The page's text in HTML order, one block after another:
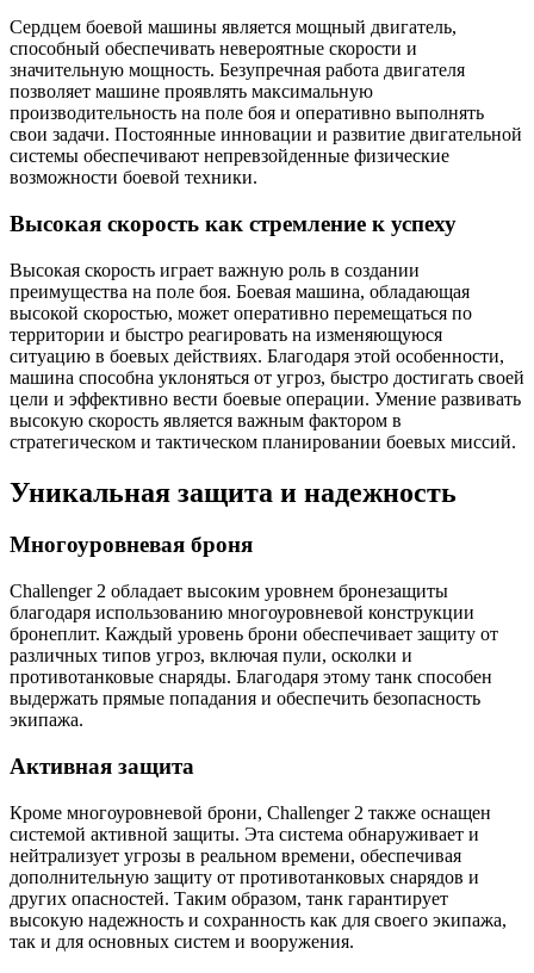
Сердцем боевой машины является мощный двигатель,
способный обеспечивать невероятные скорости и
значительную мощность. Безупречная работа двигателя
позволяет машине проявлять максимальную
производительность на поле боя и оперативно выполнять
свои задачи. Постоянные инновации и развитие двигательной
системы обеспечивают непревзойденные физические
возможности боевой техники.
Высокая скорость как стремление к успеху
Высокая скорость играет важную роль в создании
преимущества на поле боя. Боевая машина, обладающая
высокой скоростью, может оперативно перемещаться по
территории и быстро реагировать на изменяющуюся
ситуацию в боевых действиях. Благодаря этой особенности,
машина способна уклоняться от угроз, быстро достигать своей
цели и эффективно вести боевые операции. Умение развивать
высокую скорость является важным фактором в
стратегическом и тактическом планировании боевых миссий.
Уникальная защита и надежность
Многоуровневая броня
Challenger 2 обладает высоким уровнем бронезащиты
благодаря использованию многоуровневой конструкции
бронеплит. Каждый уровень брони обеспечивает защиту от
различных типов угроз, включая пули, осколки и
противотанковые снаряды. Благодаря этому танк способен
выдержать прямые попадания и обеспечить безопасность
экипажа.
Активная защита
Кроме многоуровневой брони, Challenger 2 также оснащен
системой активной защиты. Эта система обнаруживает и
нейтрализует угрозы в реальном времени, обеспечивая
дополнительную защиту от противотанковых снарядов и
других опасностей. Таким образом, танк гарантирует
высокую надежность и сохранность как для своего экипажа,
так и для основных систем и вооружения.